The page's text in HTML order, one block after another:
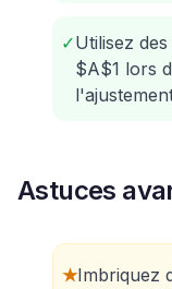
✓Utilisez
$A$1 lors
Astuces
★Imbriquez